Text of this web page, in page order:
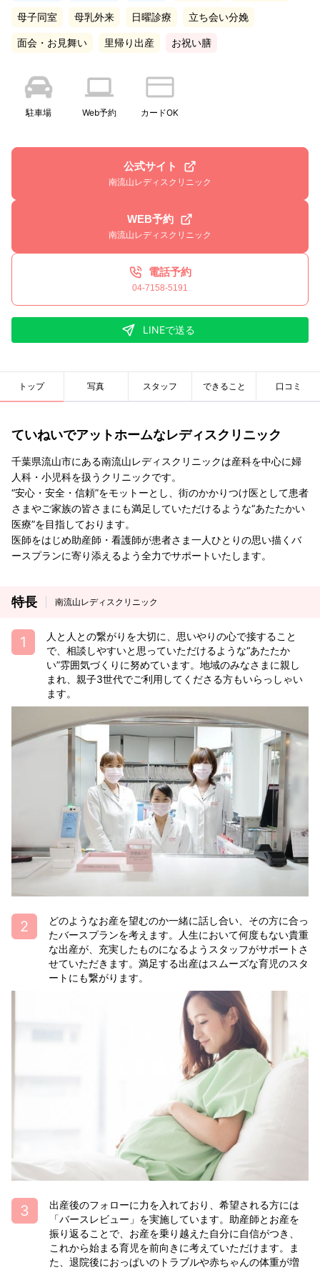
母子同室 母乳外来 日曜診療 立ち会い分娩
面会・お見舞い 里帰り出産 お祝い膳
駐車場 Web予約 カードOK
公式サイト
南流山レディスクリニック
WEB予約
南流山レディスクリニック
電話予約
04-7158-5191
LINEで送る
トップ 写真 スタッフ できること 口コミ
ていねいでアットホームなレディスクリニック
千葉県流山市にある南流山レディスクリニックは産科を中心に婦
人科・小児科を扱うクリニックです。
“安心・安全・信頼”をモットーとし、街のかかりつけ医として患者
さまやご家族の皆さまにも満足していただけるような“あたたかい
医療”を目指しております。
医師をはじめ助産師・看護師が患者さま一人ひとりの思い描くバ
ースプランに寄り添えるよう全力でサポートいたします。
特長 南流山レディスクリニック
人と人との繋がりを大切に、思いやりの心で接すること
で、相談しやすいと思っていただけるような“あたたか
い”雰囲気づくりに努めています。地域のみなさまに親し
まれ、親子3世代でご利用してくださる方もいらっしゃい
ます。
どのようなお産を望むのか一緒に話し合い、その方に合っ
たバースプランを考えます。人生において何度もない貴重
な出産が、充実したものになるようスタッフがサポートさ
せていただきます。満足する出産はスムーズな育児のスタ
ートにも繋がります。
出産後のフォローに力を入れており、希望される方には
「バースレビュー」を実施しています。助産師とお産を
振り返ることで、お産を乗り越えた自分に自信がつき、
これから始まる育児を前向きに考えていただけます。ま
た、退院後におっぱいのトラブルや赤ちゃんの体重が増